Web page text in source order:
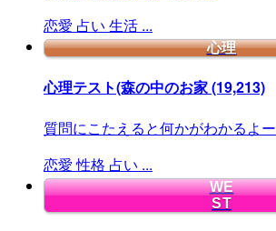
恋愛 占い 生活 ...
心理
心理テスト(森の中のお家(19,213)
質問にこたえると何かがわかるよー
恋愛 性格 占い ...
WE
ST